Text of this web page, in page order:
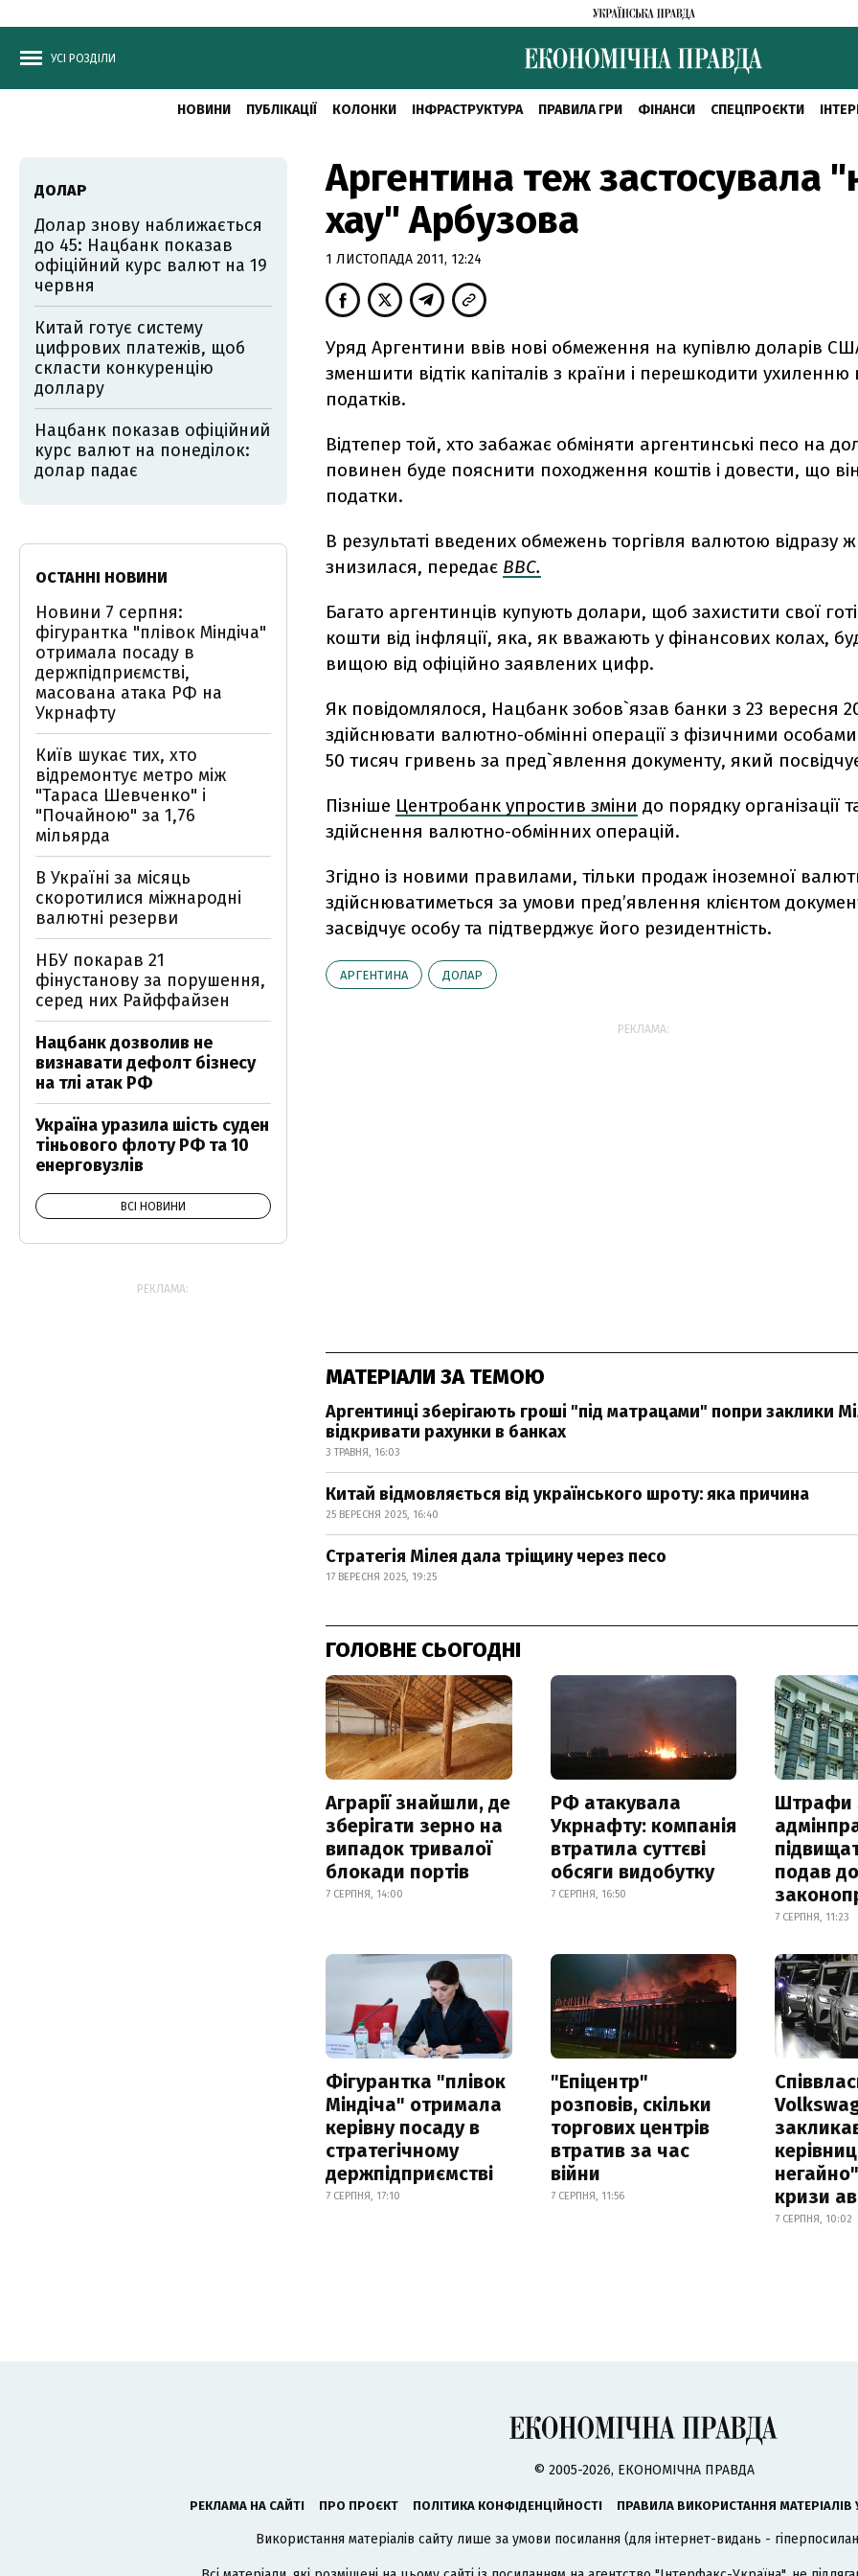
УСІ РОЗДІЛИ
НОВИНИ ПУБЛІКАЦІЇ КОЛОНКИ ІНФРАСТРУКТУРА ПРАВИЛА ГРИ ФІНАНСИ СПЕЦПРОЄКТИ
Аргентина теж застосувала
хау" Арбузова
1 ЛИСТОПАДА 2011, 12:24
Уряд Аргентини ввів нові обмеження на купівлю доларів
зменшити відтік капіталів з країни і перешкодити ухиленню
податків.
Відтепер той, хто забажає обміняти аргентинські песо на
повинен буде пояснити походження коштів і довести, що
податки.
В результаті введених обмежень торгівля валютою відразу
знизилася, передає BBC.
Багато аргентинців купують долари, щоб захистити свої
кошти від інфляції, яка, як вважають у фінансових колах,
вищою від офіційно заявлених цифр.
Як повідомлялося, Нацбанк зобов`язав банки з 23 вересня
здійснювати валютно-обмінні операції з фізичними
50 тисяч гривень за пред`явлення документу, який
Пізніше Центробанк упростив зміни до порядку організації
здійснення валютно-обмінних операцій.
Згідно із новими правилами, тільки продаж іноземної
здійснюватиметься за умови пред’явлення клієнтом
засвідчує особу та підтверджує його резидентність.
АРГЕНТИНА ДОЛАР
РЕКЛАМА:
МАТЕРІАЛИ ЗА ТЕМОЮ
Аргентинці зберігають гроші "під матрацами" попри заклики
відкривати рахунки в банках
3 ТРАВНЯ, 16:03
Китай відмовляється від українського шроту: яка причина
25 ВЕРЕСНЯ 2025, 16:40
Стратегія Мілея дала тріщину через песо
17 ВЕРЕСНЯ 2025, 19:25
ГОЛОВНЕ СЬОГОДНІ
Аграрії знайшли, де
зберігати зерно на
випадок тривалої
блокади портів
7 СЕРПНЯ, 14:00
РФ атакувала
Укрнафту: компанія
втратила суттєві
обсяги видобутку
7 СЕРПНЯ, 16:50
Штрафи
подав
7 СЕРПНЯ, 11:23
Фігурантка "плівок
Міндіча" отримала
керівну посаду в
стратегічному
держпідприємстві
7 СЕРПНЯ, 17:10
"Епіцентр"
розповів, скільки
торгових центрів
втратив за час
війни
7 СЕРПНЯ, 11:56
кризи
7 СЕРПНЯ, 10:02
ДОЛАР
Долар знову наближається
до 45: Нацбанк показав
офіційний курс валют на 19
червня
Китай готує систему
цифрових платежів, щоб
скласти конкуренцію
доллару
Нацбанк показав офіційний
курс валют на понеділок:
долар падає
ОСТАННІ НОВИНИ
Новини 7 серпня:
фігурантка "плівок Міндіча"
отримала посаду в
держпідприємстві,
масована атака РФ на
Укрнафту
Київ шукає тих, хто
відремонтує метро між
"Тараса Шевченко" і
"Почайною" за 1,76
мільярда
В Україні за місяць
скоротилися міжнародні
валютні резерви
НБУ покарав 21
фінустанову за порушення,
серед них Райффайзен
Нацбанк дозволив не
визнавати дефолт бізнесу
на тлі атак РФ
Україна уразила шість суден
тіньового флоту РФ та 10
енерговузлів
ВСІ НОВИНИ
РЕКЛАМА:
© 2005-2026, ЕКОНОМІЧНА ПРАВДА
РЕКЛАМА НА САЙТІ ПРО ПРОЄКТ ПОЛІТИКА КОНФІДЕНЦІЙНОСТІ ПРАВИЛА ВИКОРИСТАННЯ МАТЕРІАЛІВ
Використання матеріалів сайту лише за умови посилання (для інтернет-видань -